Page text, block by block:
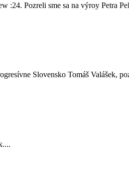
:24. Pozreli sme sa na výroy Petra
Slovensko Tomáš Valášek,